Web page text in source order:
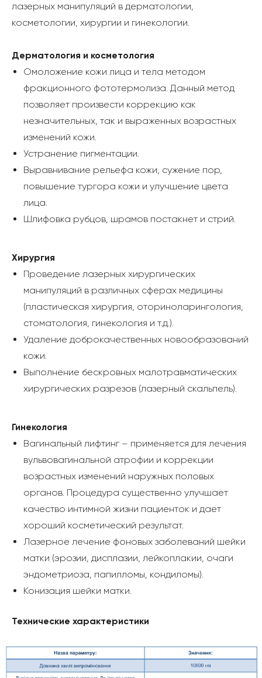
лазерных манипуляций в дерматологии,
косметологии, хирургии и гинекологии.
Дерматология и косметология
Омоложение кожи лица и тела методом
фракционного фототермолиза. Данный метод
позволяет произвести коррекцию как
незначительных, так и выраженных возрастных
изменений кожи.
Устранение пигментации.
Выравнивание рельефа кожи, сужение пор,
повышение тургора кожи и улучшение цвета
лица.
Шлифовка рубцов, шрамов постакнет и стрий.
Хирургия
Проведение лазерных хирургических
манипуляций в различных сферах медицины
(пластическая хирургия, оториноларингология,
стоматология, гинекология и т.д.).
Удаление доброкачественных новообразований
кожи.
Выполнение бескровных малотравматических
хирургических разрезов (лазерный скальпель).
Гинекология
Вагинальный лифтинг – применяется для лечения
вульвовагинальной атрофии и коррекции
возрастных изменений наружных половых
органов. Процедура существенно улучшает
качество интимной жизни пациенток и дает
хороший косметический результат.
Лазерное лечение фоновых заболеваний шейки
матки (эрозии, дисплазии, лейкоплакии, очаги
эндометриоза, папилломы, кондиломы).
Конизация шейки матки.
Технические характеристики